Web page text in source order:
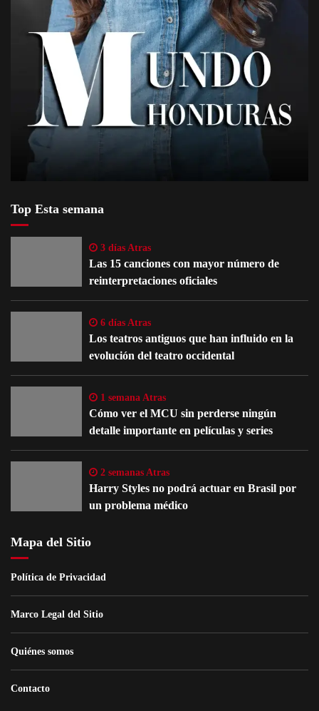
Top Esta semana
3 días Atras
Las 15 canciones con mayor número de
reinterpretaciones oficiales
6 días Atras
Los teatros antiguos que han influido en la
evolución del teatro occidental
1 semana Atras
Cómo ver el MCU sin perderse ningún
detalle importante en películas y series
2 semanas Atras
Harry Styles no podrá actuar en Brasil por
un problema médico
Mapa del Sitio
Política de Privacidad
Marco Legal del Sitio
Quiénes somos
Contacto